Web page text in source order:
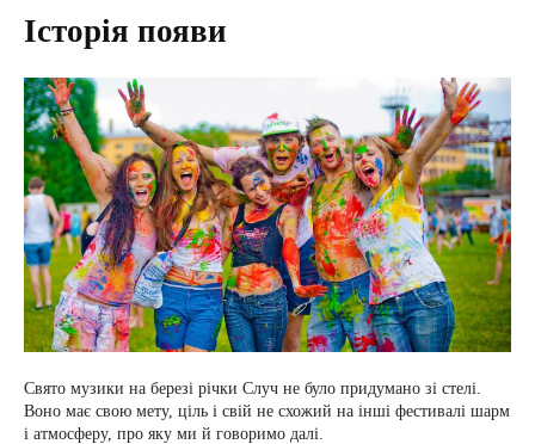
Історія появи
Свято музики на березі річки Случ не було придумано зі стелі.
Воно має свою мету, ціль і свій не схожий на інші фестивалі шарм
і атмосферу, про яку ми й говоримо далі.